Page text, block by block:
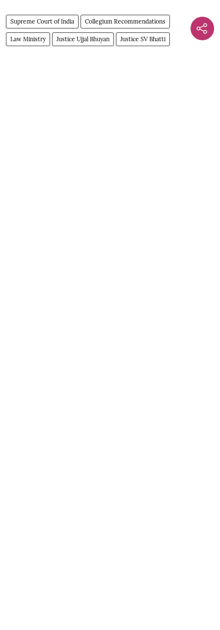
Supreme Court of India Collegium Recommendations
Law Ministry Justice Ujjal Bhuyan Justice SV Bhatti